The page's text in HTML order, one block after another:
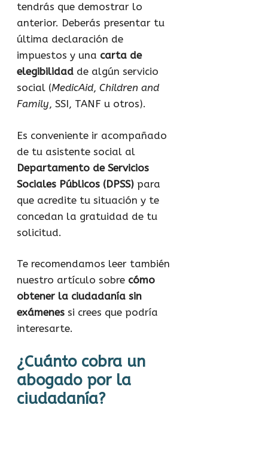
tendrás que demostrar lo
anterior. Deberás presentar tu
última declaración de
impuestos y una carta de
elegibilidad de algún servicio
social (MedicAid, Children and
Family, SSI, TANF u otros).
Es conveniente ir acompañado
de tu asistente social al
Departamento de Servicios
Sociales Públicos (DPSS) para
que acredite tu situación y te
concedan la gratuidad de tu
solicitud.
Te recomendamos leer también
nuestro artículo sobre cómo
obtener la ciudadanía sin
exámenes si crees que podría
interesarte.
¿Cuánto cobra un
abogado por la
ciudadanía?